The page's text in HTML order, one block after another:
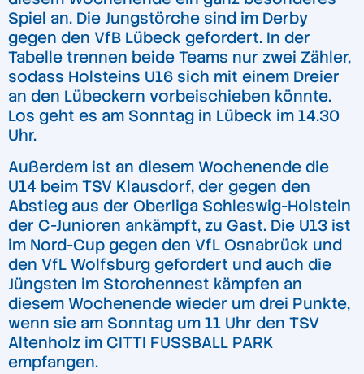
Spiel an. Die Jungstörche sind im Derby
gegen den VfB Lübeck gefordert. In der
Tabelle trennen beide Teams nur zwei Zähler,
sodass Holsteins U16 sich mit einem Dreier
an den Lübeckern vorbeischieben könnte.
Los geht es am Sonntag in Lübeck im 14.30
Uhr.
Außerdem ist an diesem Wochenende die
U14 beim TSV Klausdorf, der gegen den
Abstieg aus der Oberliga Schleswig-Holstein
der C-Junioren ankämpft, zu Gast. Die U13 ist
im Nord-Cup gegen den VfL Osnabrück und
den VfL Wolfsburg gefordert und auch die
Jüngsten im Storchennest kämpfen an
diesem Wochenende wieder um drei Punkte,
wenn sie am Sonntag um 11 Uhr den TSV
Altenholz im CITTI FUSSBALL PARK
empfangen.